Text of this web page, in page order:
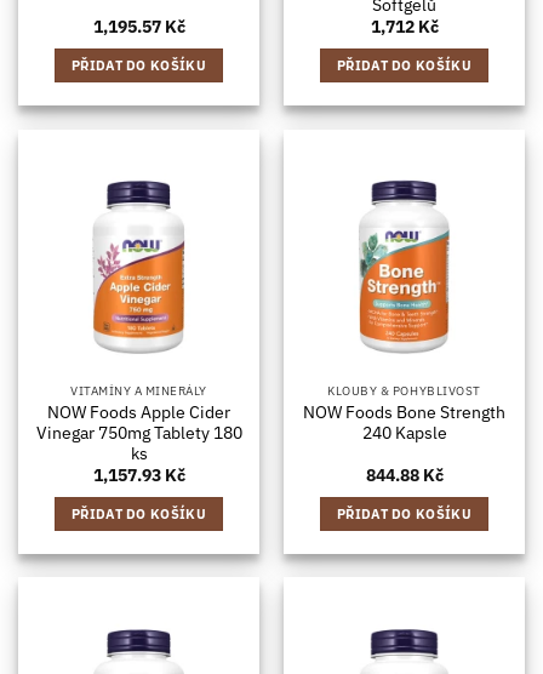
1,195.57 Kč
PŘIDAT DO KOŠÍKU
Softgelů
1,712 Kč
PŘIDAT DO KOŠÍKU
VITAMÍNY A MINERÁLY
NOW Foods Apple Cider
Vinegar 750mg Tablety 180
ks
1,157.93 Kč
PŘIDAT DO KOŠÍKU
KLOUBY & POHYBLIVOST
NOW Foods Bone Strength
240 Kapsle
844.88 Kč
PŘIDAT DO KOŠÍKU